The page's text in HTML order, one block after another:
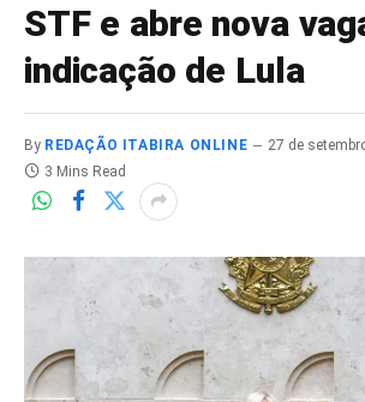
STF e abre nova
indicação de Lula
By REDAÇÃO ITABIRA ONLINE
27 de
3 Mins Read